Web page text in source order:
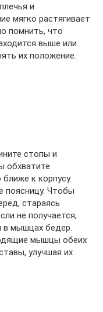
и
мягко растягивает
помнить, что
выше или
их положение.
стопы и
обхватите
к корпусу.
поясницу. Чтобы
стараясь
не получается,
мышцах бедер.
мышцы обеих
улучшая их